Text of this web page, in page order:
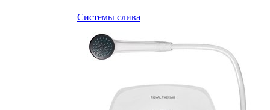
Системы слива